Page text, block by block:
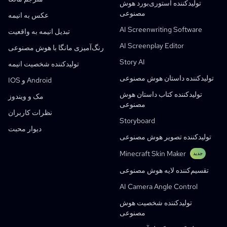
عکس به انیمه
تبدیل انیمه به واقعیت
رنگ‌آمیزی مانگا با هوش مصنوعی
تولیدکننده شخصیت انیمه
IOS و Android
مک و ویندوز
نظرات کاربران
دیوار محبت
تولیدکننده استوری‌بورد هوش
مصنوعی
AI Screenwriting Software
AI Screenplay Editor
Story AI
تولیدکننده داستان هوش مصنوعی
تولیدکننده کتاب داستان هوش
مصنوعی
Storyboard
تولیدکننده تصویر هوش مصنوعی
Minecraft Skin Maker
جدید
تقسیم‌کننده لایه هوش مصنوعی
AI Camera Angle Control
تولیدکننده شخصیت هوش
مصنوعی
تولیدکننده کارتون هوش مصنوعی
تبدیل تصویر به کمیک
Turn Picture Into Cartoon
تولیدکننده وب‌تون هوش مصنوعی
سازنده هوشمند Manhwa با هوش مصنوعی
جدید
تولیدکننده مانگا هوش مصنوعی
Social Media Comics
Bible Comic Maker
تولیدکننده ویدیو هوش مصنوعی
ساخت کتاب داستان کودکانه
تولیدکننده کتاب داستان هوش مصنوعی
کمیک آموزشی هوش مصنوعی
گردش‌کارهای تولیدی
وب‌تون‌ها